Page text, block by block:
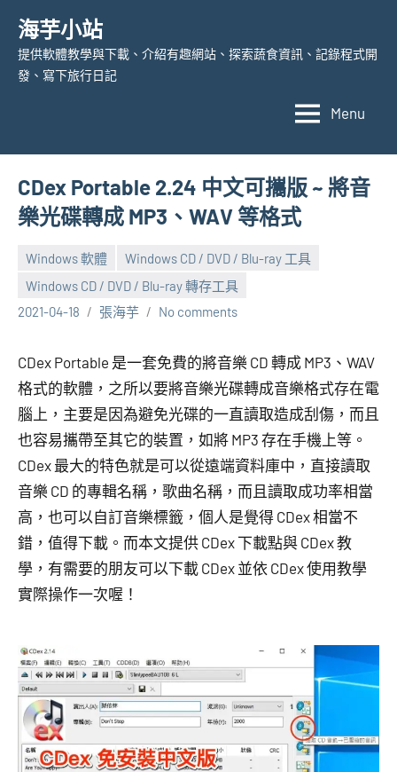
content
海芋小站
提供軟體教學與下載、介紹有趣網站、探索蔬食資訊、記錄程式開
發、寫下旅行日記
Menu
CDex Portable 2.24 中文可攜版 ~ 將音
樂光碟轉成 MP3、WAV 等格式
Windows 軟體
Windows CD / DVD / Blu-ray 工具
Windows CD / DVD / Blu-ray 轉存工具
2021-04-18
張海芋 No comments
CDex Portable 是一套免費的將音樂 CD 轉成 MP3、WAV
格式的軟體，之所以要將音樂光碟轉成音樂格式存在電
腦上，主要是因為避免光碟的一直讀取造成刮傷，而且
也容易攜帶至其它的裝置，如將 MP3 存在手機上等。
CDex 最大的特色就是可以從遠端資料庫中，直接讀取
音樂 CD 的專輯名稱，歌曲名稱，而且讀取成功率相當
高，也可以自訂音樂標籤，個人是覺得 CDex 相當不
錯，值得下載。而本文提供 CDex 下載點與 CDex 教
學，有需要的朋友可以下載 CDex 並依 CDex 使用教學
實際操作一次喔！